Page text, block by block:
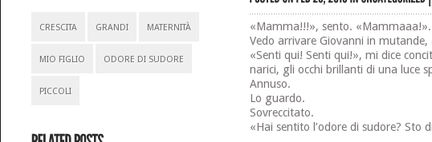
CRESCITA GRANDI MATERNITÀ
MIO FIGLIO ODORE DI SUDORE
PICCOLI
«Mamma!!!», sento. «Mammaaa!».
Vedo arrivare Giovanni in mutande,
«Senti qui! Senti qui!», mi dice
narici, gli occhi brillanti di una luce
Annuso.
Lo guardo.
Sovreccitato.
«Hai sentito l’odore di sudore? Sto